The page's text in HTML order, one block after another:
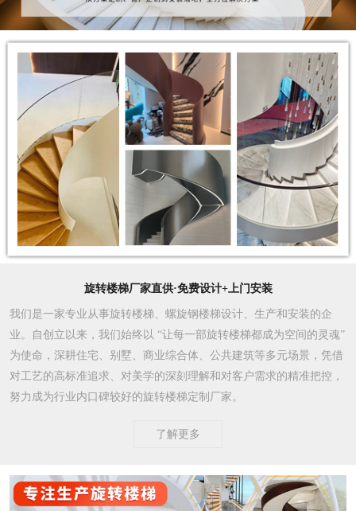
旋转楼梯厂家直供·免费设计+上门安装
我们是一家专业从事旋转楼梯、螺旋钢楼梯设计、生产和安装的企
业。自创立以来，我们始终以 “让每一部旋转楼梯都成为空间的灵魂”
为使命，深耕住宅、别墅、商业综合体、公共建筑等多元场景，凭借
对工艺的高标准追求、对美学的深刻理解和对客户需求的精准把控，
努力成为行业内口碑较好的旋转楼梯定制厂家。​
了解更多